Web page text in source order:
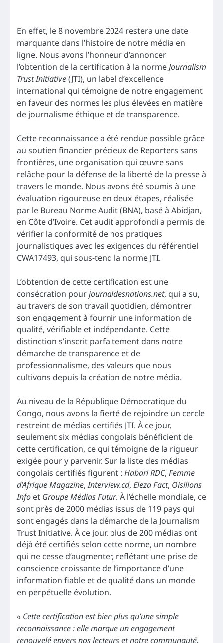
En effet, le 8 novembre 2024 restera une date
marquante dans l’histoire de notre média en
ligne. Nous avons l’honneur d’annoncer
l’obtention de la certification à la normeJournalism
Trust Initiative(JTI), un label d’excellence
international qui témoigne de notre engagement
en faveur des normes les plus élevées en matière
de journalisme éthique et de transparence.
Cette reconnaissance a été rendue possible grâce
au soutien financier précieux de Reporters sans
frontières, une organisation qui œuvre sans
relâche pour la défense de la liberté de la presse à
travers le monde. Nous avons été soumis à une
évaluation rigoureuse en deux étapes, réalisée
par le Bureau Norme Audit (BNA), basé à Abidjan,
en Côte d’Ivoire. Cet audit approfondi a permis de
vérifier la conformité de nos pratiques
journalistiques avec les exigences du référentiel
CWA17493, qui sous-tend la norme JTI.
L’obtention de cette certification est une
consécration pourjournaldesnations.net, qui a su,
au travers de son travail quotidien, démontrer
son engagement à fournir une information de
qualité, vérifiable et indépendante. Cette
distinction s’inscrit parfaitement dans notre
démarche de transparence et de
professionnalisme, des valeurs que nous
cultivons depuis la création de notre média.
Au niveau de la République Démocratique du
Congo, nous avons la fierté de rejoindre un cercle
restreint de médias certifiés JTI. À ce jour,
seulement six médias congolais bénéficient de
cette certification, ce qui témoigne de la rigueur
exigée pour y parvenir. Sur la liste des médias
congolais certifiés figurent : Habari RDC, Femme
d’Afrique Magazine,Interview.cd, Eleza Fact, Oisillons
Info et Groupe Médias Futur. À l’échelle mondiale, ce
sont près de 2000 médias issus de 119 pays qui
sont engagés dans la démarche de la Journalism
Trust Initiative. À ce jour, plus de 200 médias ont
déjà été certifiés selon cette norme, un nombre
qui ne cesse d’augmenter, reflétant une prise de
conscience croissante de l’importance d’une
information fiable et de qualité dans un monde
en perpétuelle évolution.
« Cette certification est bien plus qu’une simple
reconnaissance : elle marque un engagement
renouvelé envers nos lecteurs et notre communauté.